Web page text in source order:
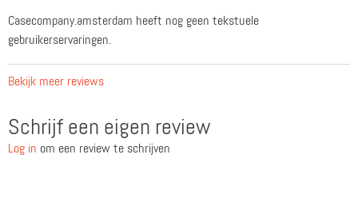
Casecompany.amsterdam heeft nog geen tekstuele
gebruikerservaringen.
Bekijk meer reviews
Schrijf een eigen review
Log in om een review te schrijven